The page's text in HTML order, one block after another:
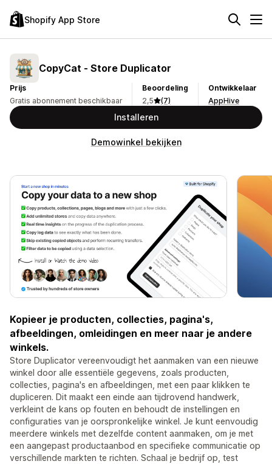
Shopify App Store
CopyCat ‑ Store Duplicator
Prijs
Gratis abonnement beschikbaar
Beoordeling
2,5
(7)
Ontwikkelaar
AppHive
Installeren
Demowinkel bekijken
Kopieer je producten, collecties, pagina's,
afbeeldingen, omleidingen en meer naar je andere
winkels.
Store Duplicator vereenvoudigt het aanmaken van een nieuwe
winkel door alle essentiële gegevens, zoals producten,
collecties, pagina's en afbeeldingen, met een paar klikken te
dupliceren. Dit maakt een einde aan tijdrovend handwerk,
verkleint de kans op fouten en behoudt de instellingen en
configuraties van je oorspronkelijke winkel. Je kunt eenvoudig
meerdere winkels met dezelfde content aanmaken, om je met
een aangepast productaanbod en specifieke communicatie op
verschillende markten te richten. Schaal je bedrijf op, test